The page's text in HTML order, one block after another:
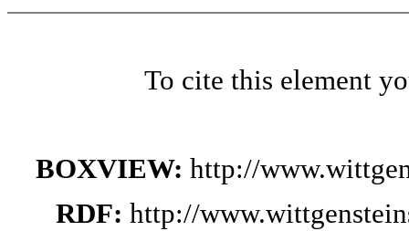
To cite this element
BOXVIEW: http://
RDF: http://